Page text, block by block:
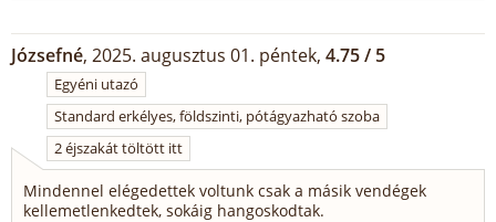
Józsefné, 2025. augusztus 01. péntek, 4.75 / 5
Egyéni utazó
Standard erkélyes, földszinti, pótágyazható szoba
2 éjszakát töltött itt
Mindennel elégedettek voltunk csak a másik vendégek
kellemetlenkedtek, sokáig hangoskodtak.